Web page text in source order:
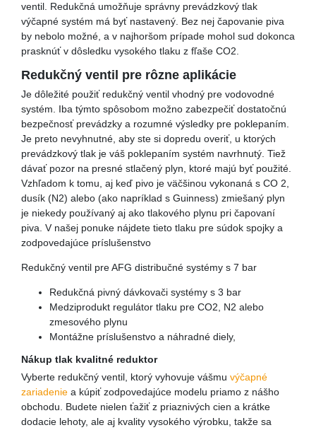
ventil. Redukčná umožňuje správny prevádzkový tlak
výčapné systém má byť nastavený. Bez nej čapovanie piva
by nebolo možné, a v najhoršom prípade mohol sud dokonca
prasknúť v dôsledku vysokého tlaku z fľaše CO2.
Redukčný ventil pre rôzne aplikácie
Je dôležité použiť redukčný ventil vhodný pre vodovodné
systém. Iba týmto spôsobom možno zabezpečiť dostatočnú
bezpečnosť prevádzky a rozumné výsledky pre poklepaním.
Je preto nevyhnutné, aby ste si dopredu overiť, u ktorých
prevádzkový tlak je váš poklepaním systém navrhnutý. Tiež
dávať pozor na presné stlačený plyn, ktoré majú byť použité.
Vzhľadom k tomu, aj keď pivo je väčšinou vykonaná s CO 2,
dusík (N2) alebo (ako napríklad s Guinness) zmiešaný plyn
je niekedy používaný aj ako tlakového plynu pri čapovaní
piva. V našej ponuke nájdete tieto tlaku pre súdok spojky a
zodpovedajúce príslušenstvo
Redukčný ventil pre AFG distribučné systémy s 7 bar
Redukčná pivný dávkovači systémy s 3 bar
Medziprodukt regulátor tlaku pre CO2, N2 alebo
zmesového plynu
Montážne príslušenstvo a náhradné diely,
Nákup tlak kvalitné reduktor
Vyberte redukčný ventil, ktorý vyhovuje vášmu výčapné
zariadenie a kúpiť zodpovedajúce modelu priamo z nášho
obchodu. Budete nielen ťažiť z priaznivých cien a krátke
dodacie lehoty, ale aj kvality vysokého výrobku, takže sa